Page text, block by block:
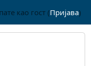
као гост (Пријава)